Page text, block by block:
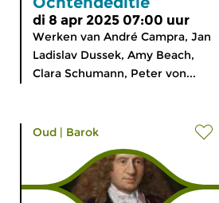
di 8 apr 2025 07:00 uur
Werken van André Campra, Jan
Ladislav Dussek, Amy Beach,
Clara Schumann, Peter von...
Oud | Barok